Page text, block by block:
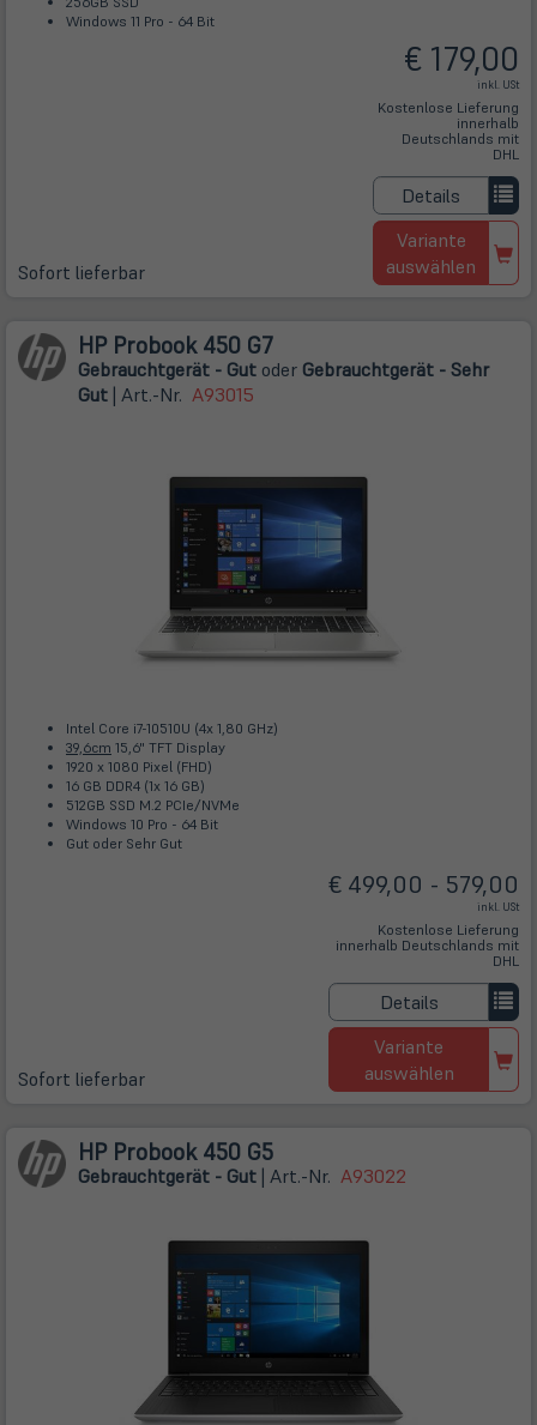
Windows 11 Pro - 64 Bit
Sofort lieferbar
€ 179,00
inkl. USt
Kostenlose Lieferung
innerhalb
Deutschlands mit
DHL
Details
Variante
auswählen
HP Probook 450 G7
Gebrauchtgerät - Gut oder Gebrauchtgerät - Sehr
Gut | Art.-Nr. A93015
Intel Core i7-10510U (4x 1,80 GHz)
39,6cm 15,6" TFT Display
1920 x 1080 Pixel (FHD)
16 GB DDR4 (1x 16 GB)
512GB SSD M.2 PCIe/NVMe
Windows 10 Pro - 64 Bit
Gut oder Sehr Gut
Sofort lieferbar
€ 499,00 - 579,00
inkl. USt
Kostenlose Lieferung
innerhalb Deutschlands mit
DHL
Details
Variante
auswählen
HP Probook 450 G5
Gebrauchtgerät - Gut | Art.-Nr. A93022